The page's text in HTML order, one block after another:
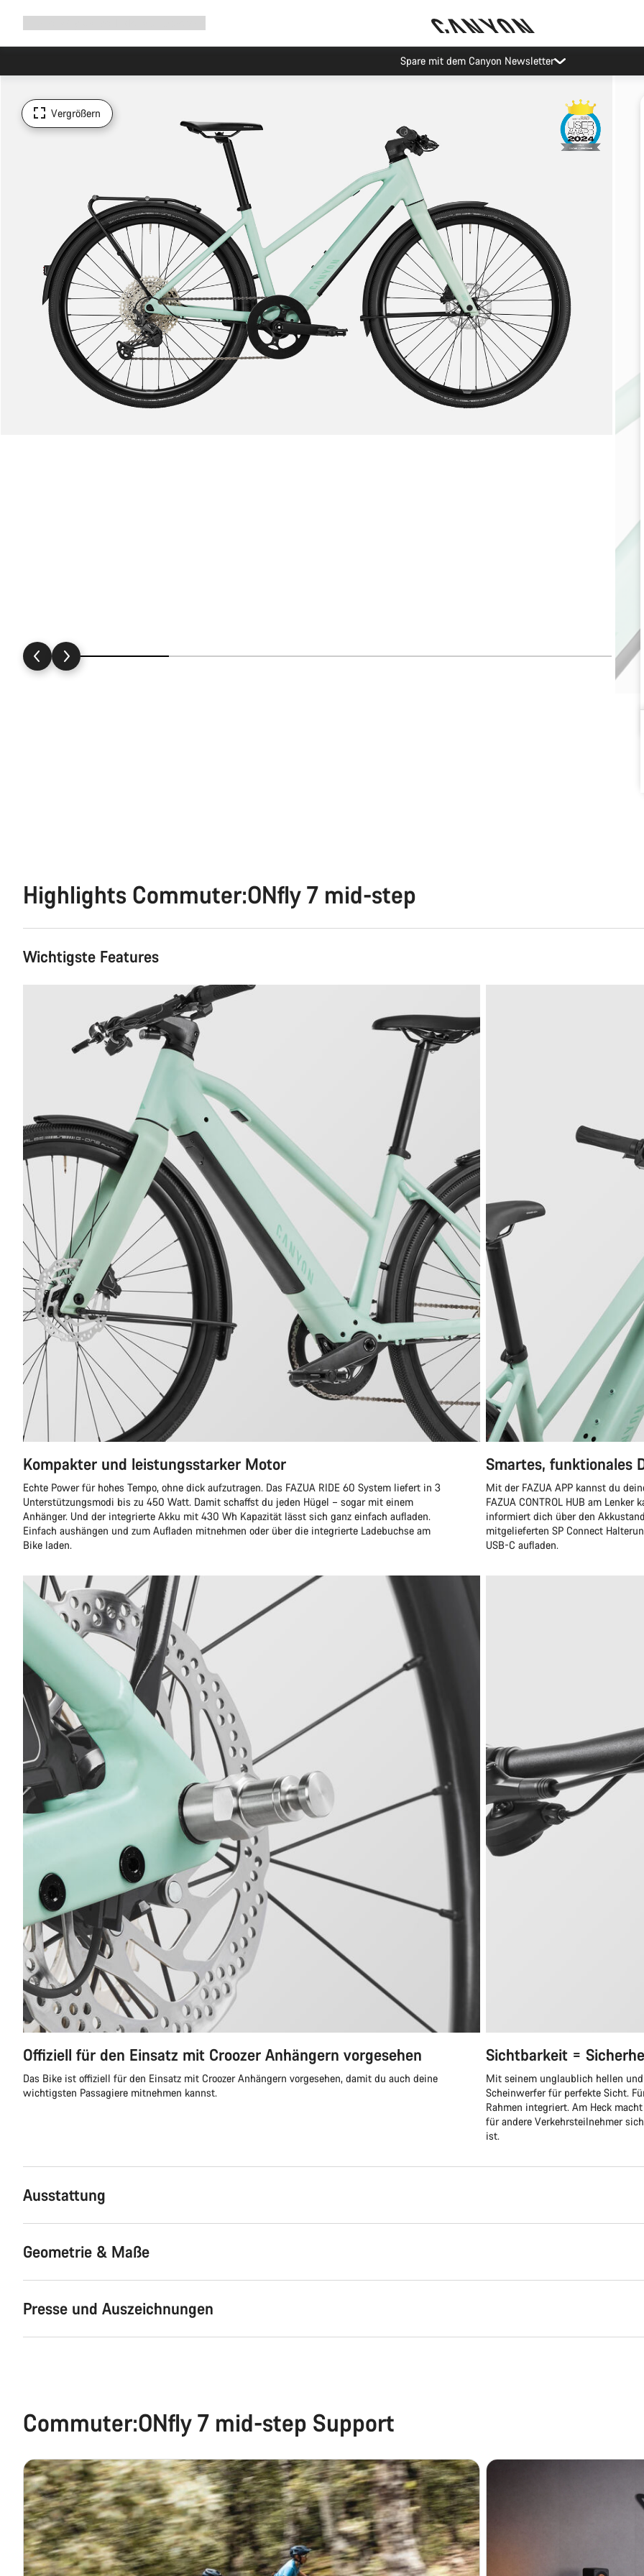
Spare mit dem Canyon Newsletter
Vergrößern
Highlights Commuter:ONfly 7 mid-step
Wichtigste Features
Kompakter und leistungsstarker Motor
Echte Power für hohes Tempo, ohne dick aufzutragen. Das FAZUA RIDE 60 System liefert in 3
Unterstützungsmodi bis zu 450 Watt. Damit schaffst du jeden Hügel – sogar mit einem
Anhänger. Und der integrierte Akku mit 430 Wh Kapazität lässt sich ganz einfach aufladen.
Einfach aushängen und zum Aufladen mitnehmen oder über die integrierte Ladebuchse am
Bike laden.
Smartes, funktionales
Mit der FAZUA APP kannst du
FAZUA CONTROL HUB am
informiert dich über den
mitgelieferten SP Connect
USB-C aufladen.
Offiziell für den Einsatz mit Croozer Anhängern vorgesehen
Das Bike ist offiziell für den Einsatz mit Croozer Anhängern vorgesehen, damit du auch deine
wichtigsten Passagiere mitnehmen kannst.
Sichtbarkeit =
Mit seinem unglaublich hellen
Scheinwerfer für perfekte Sicht.
Rahmen integriert. Am Heck
für andere Verkehrsteilnehmer
ist.
Ausstattung
Geometrie & Maße
Presse und Auszeichnungen
Commuter:ONfly 7 mid-step Support